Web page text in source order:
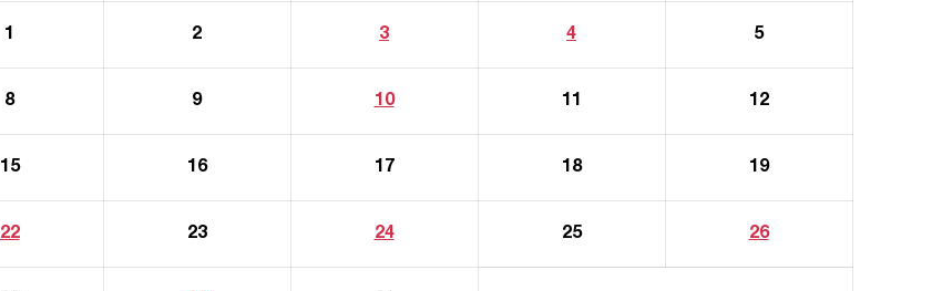
1 2 3 4 5
8 9 10 11 12
15 16 17 18 19
22 23 24 25 26